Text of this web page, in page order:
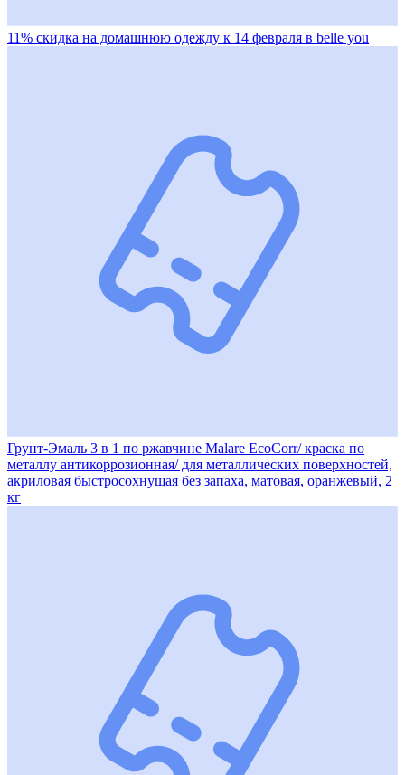
11% скидка на домашнюю одежду к 14 февраля в belle you
Грунт-Эмаль 3 в 1 по ржавчине Malare EcoCorr/ краска по
металлу антикоррозионная/ для металлических поверхностей,
акриловая быстросохнущая без запаха, матовая, оранжевый, 2
кг